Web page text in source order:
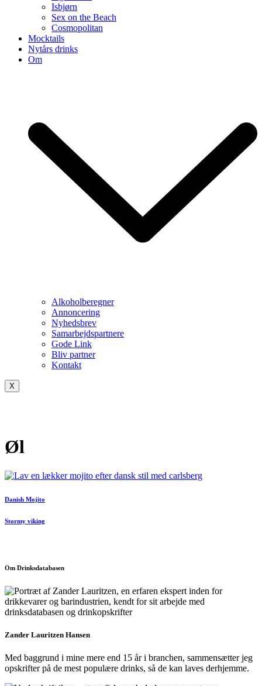
Isbjørn
Sex on the Beach
Cosmopolitan
Mocktails
Nytårs drinks
Om
Alkoholberegner
Annoncering
Nyhedsbrev
Samarbejdspartnere
Gode Link
Bliv partner
Kontakt
X
Øl
Danish Mojito
Stormy viking
Om Drinksdatabasen
Zander Lauritzen Hansen
Med baggrund i mine mere end 15 år i branchen, sammensætter jeg
opskrifter på de mest populære drinks, så de kan laves derhjemme.